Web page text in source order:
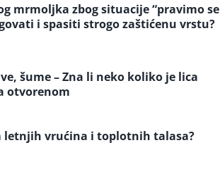
mrmoljka zbog situacije “pravimo se
i spasiti strogo zaštićenu vrstu?
šume – Zna li neko koliko je lica
otvorenom
letnjih vrućina i toplotnih talasa?